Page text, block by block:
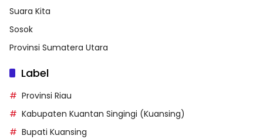
Suara Kita
Sosok
Provinsi Sumatera Utara
Label
Provinsi Riau
Kabupaten Kuantan Singingi (Kuansing)
Bupati Kuansing